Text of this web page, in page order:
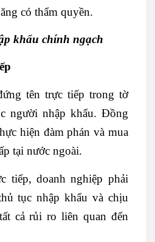
có thẩm quyền.
khẩu chính ngạch
tên trực tiếp trong tờ
người nhập khẩu. Đồng
hiện đàm phán và mua
tại nước ngoài.
tiếp, doanh nghiệp phải
tục nhập khẩu và chịu
cả rủi ro liên quan đến